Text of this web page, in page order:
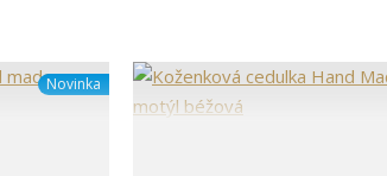
Novinka